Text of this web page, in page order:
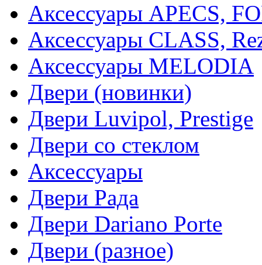
Аксессуары APECS,
Аксессуары CLASS,
Аксессуары MELODIA
Двери (новинки)
Двери Luvipol, Prestige
Двери со стеклом
Аксессуары
Двери Рада
Двери Dariano Porte
Двери (разное)